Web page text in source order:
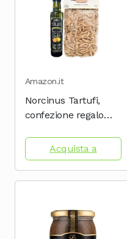
Amazon.it
Norcinus Tartufi,
confezione regalo
pasta artigianale al
tartufo nero da grano
coltivato e lavorato in
Acquista a